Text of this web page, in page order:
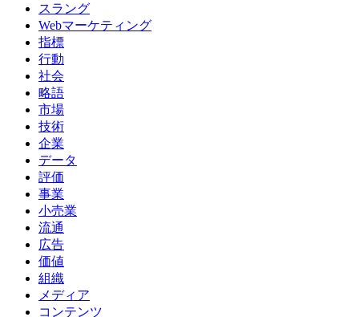
スラング
Webマーケティング
指標
行動
社会
略語
市場
技術
企業
データ
評価
事業
小売業
流通
広告
価値
組織
メディア
コンテンツ